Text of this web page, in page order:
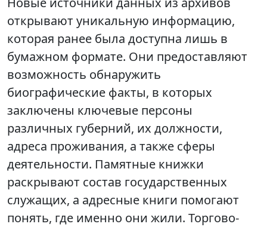
открывают уникальную информацию,
которая ранее была доступна лишь в
бумажном формате. Они предоставляют
возможность обнаружить
биографические факты, в которых
заключены ключевые персоны
различных губерний, их должности,
адреса проживания, а также сферы
деятельности. Памятные книжки
раскрывают состав государственных
служащих, а адресные книги помогают
понять, где именно они жили. Торгово-